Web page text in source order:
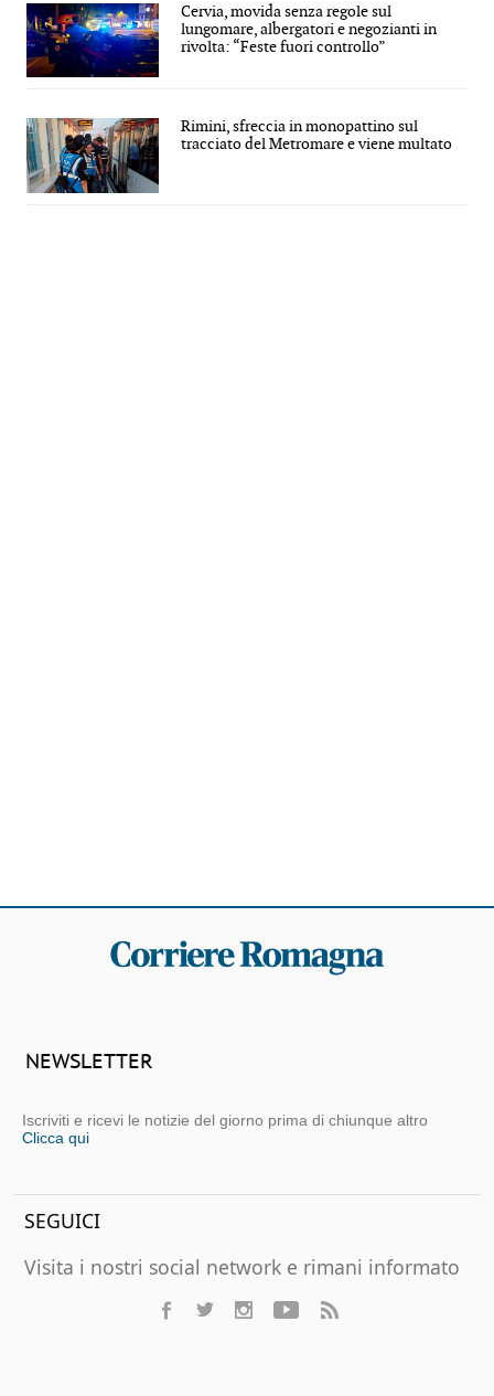
Cervia, movida senza regole sul
lungomare, albergatori e negozianti in
rivolta: “Feste fuori controllo”
Rimini, sfreccia in monopattino sul
tracciato del Metromare e viene multato
NEWSLETTER
Iscriviti e ricevi le notizie del giorno prima di chiunque altro
Clicca qui
SEGUICI
Visita i nostri social network e rimani informato